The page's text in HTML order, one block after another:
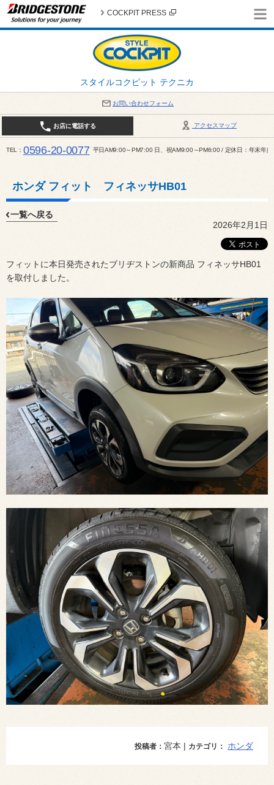
スタイルコクピット テクニカ
COCKPIT PRESS
お問い合わせフォーム
アクセスマップ
お店に電話する
TEL 0596-20-0077 平日AM9:00～PM7:00 日、祝AM9:00～PM6:00 / 定休日：年末年
ホンダ フィット フィネッサHB01
一覧へ戻る
2026年2月1日
フィットに本日発売されたブリヂストンの新商品 フィネッサHB01
を取付しました。
投稿者： 宮本 | カテゴリ： ホンダ